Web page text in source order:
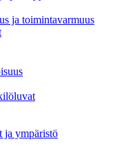
ja toimintavarmuus
ja ympäristö